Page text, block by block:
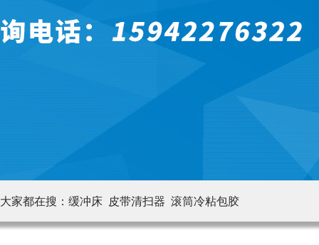
大家都在搜： 缓冲床 皮带清扫器 滚筒冷粘包胶